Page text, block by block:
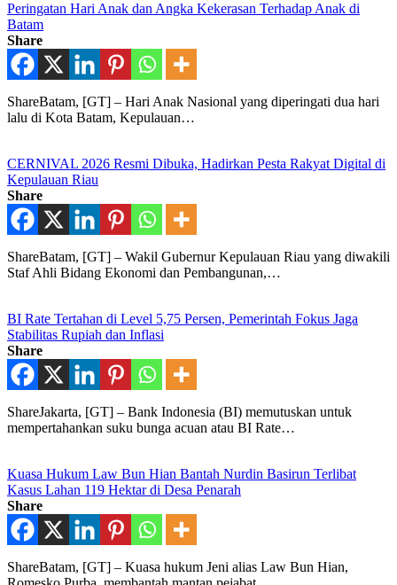
Peringatan Hari Anak dan Angka Kekerasan Terhadap Anak di
Batam
Share
ShareBatam, [GT] – Hari Anak Nasional yang diperingati dua hari
lalu di Kota Batam, Kepulauan…
CERNIVAL 2026 Resmi Dibuka, Hadirkan Pesta Rakyat Digital di
Kepulauan Riau
Share
ShareBatam, [GT] – Wakil Gubernur Kepulauan Riau yang diwakili
Staf Ahli Bidang Ekonomi dan Pembangunan,…
BI Rate Tertahan di Level 5,75 Persen, Pemerintah Fokus Jaga
Stabilitas Rupiah dan Inflasi
Share
ShareJakarta, [GT] – Bank Indonesia (BI) memutuskan untuk
mempertahankan suku bunga acuan atau BI Rate…
Kuasa Hukum Law Bun Hian Bantah Nurdin Basirun Terlibat
Kasus Lahan 119 Hektar di Desa Penarah
Share
ShareBatam, [GT] – Kuasa hukum Jeni alias Law Bun Hian,